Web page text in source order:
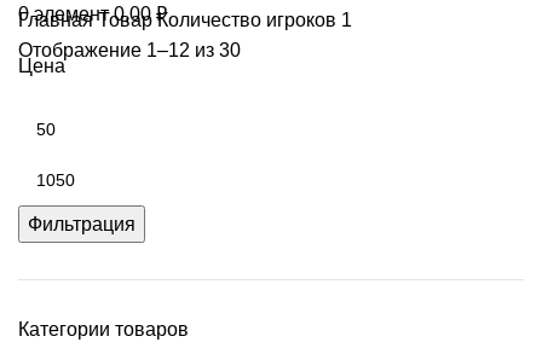
0элемент 0,00 ₽
ГлавнаяТовар Количество игроков 1
Отображение 1–12 из 30
Цена
Фильтрация
Категории товаров